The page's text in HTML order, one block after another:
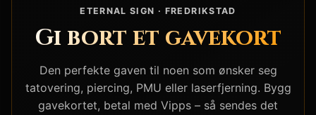
ETERNAL SIGN · FREDRIKSTAD
Gi bort et gavekort
Den perfekte gaven til noen som ønsker seg
tatovering, piercing, PMU eller laserfjerning. Bygg
gavekortet, betal med Vipps – så sendes det